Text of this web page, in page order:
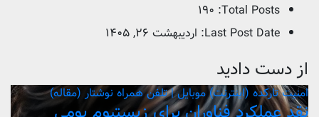
Total Posts: ۱۹۰
Last Post Date: اردیبهشت ۲۶, ۱۴۰۵
از دست دادید
امنیتتارکده (اینترنت)موبایل | تلفن همراه نوشتار (مقاله)